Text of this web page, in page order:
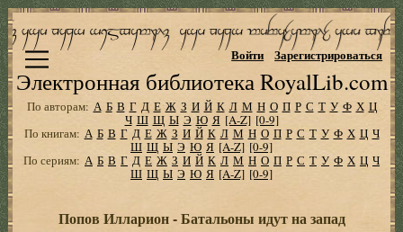
Электронная библиотека RoyalLib.com
Войти Зарегистрироваться
По авторам: А Б В Г Д Е Ж З И Й К Л М Н О П Р С Т У Ф Х Ц
Ч Ш Щ Ы Э Ю Я [A-Z] [0-9]
По книгам: А Б В Г Д Е Ж З И Й К Л М Н О П Р С Т У Ф Х Ц Ч
Ш Щ Ы Э Ю Я [A-Z] [0-9]
По сериям: А Б В Г Д Е Ж З И Й К Л М Н О П Р С Т У Ф Х Ц Ч
Ш Щ Ы Э Ю Я [A-Z] [0-9]
Попов Илларион - Батальоны идут на запад